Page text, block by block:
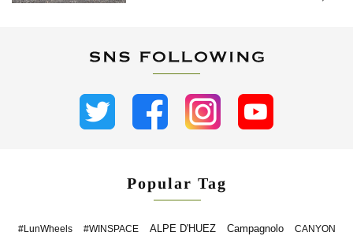
Popular Tag
#LunWheels #WINSPACE ALPE D'HUEZ Campagnolo CANYON